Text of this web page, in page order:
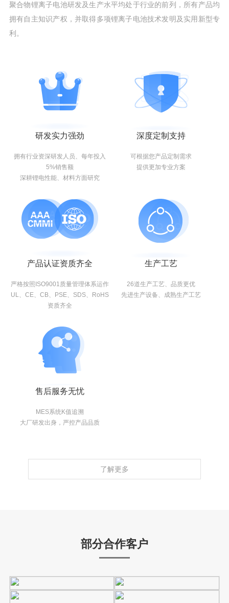
聚合物锂离子电池研发及生产水平均处于行业的前列，所有产品均
拥有自主知识产权，并取得多项锂离子电池技术发明及实用新型专
利。
研发实力强劲
拥有行业资深研发人员、每年投入
5%销售额
深耕锂电性能、材料方面研究
深度定制支持
可根据您产品定制需求
提供更加专业方案
产品认证资质齐全
严格按照ISO9001质量管理体系运作
UL、CE、CB、PSE、SDS、RoHS
资质齐全
生产工艺
26道生产工艺、品质更优
先进生产设备、成熟生产工艺
售后服务无忧
MES系统K值追溯
大厂研发出身，严控产品品质
了解更多
部分合作客户